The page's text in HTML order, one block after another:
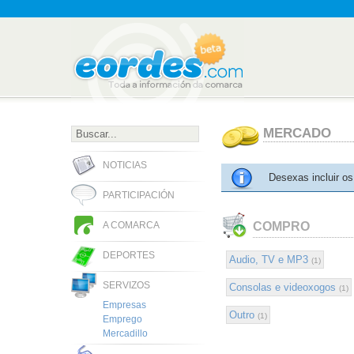
NOTICIAS
PARTICIPACIÓN
A COMARCA
DEPORTES
SERVIZOS
Empresas
Emprego
Mercadillo
MERCADO
Desexas incluir
COMPRO
Audio, TV e MP3 (1)
Consolas e videoxogos (1)
Outro (1)